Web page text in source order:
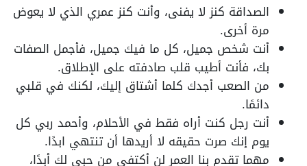
الصداقة كنز لا يفنى، وأنت كنز عمري الذي لا يعوض
مرة أخرى.
أنت شخص جميل، كل ما فيك جميل، فأجمل الصفات
بك، فأنت أطيب قلب صادفته على الإطلاق.
من الصعب أجدك كلما أشتاق إليك، لكنك في قلبي
دائمًا.
أنت رجل كنت أراه فقط في الأحلام، وأحمد ربي كل
يوم إنك صرت حقيقه لا أريدها أن تنتهي ابدًا.
مهما تقدم بنا العمر لن أكتفي من حبي لك أبدًا،